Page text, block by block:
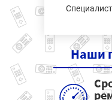
Наши